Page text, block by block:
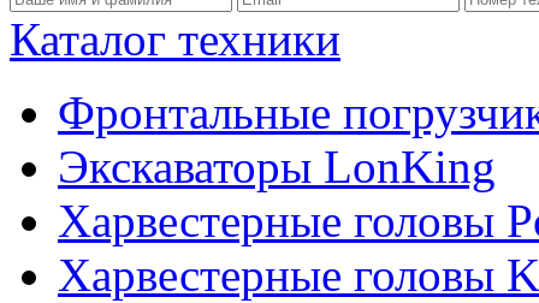
Каталог техники
Фронтальные
Экскаваторы LonKing
Харвестерные головы
Харвестерные головы